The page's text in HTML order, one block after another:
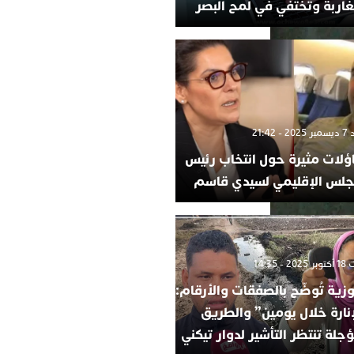
وتختفي في لمح البصر
مثيرة حول انتخاب رئيس
الإقليمي لسيدي قاسم
- 14:35
تُوضّح بالصفقات والأرقام:
خلال يومين” والطريق
تنتظر التأشير لدوار تيكني